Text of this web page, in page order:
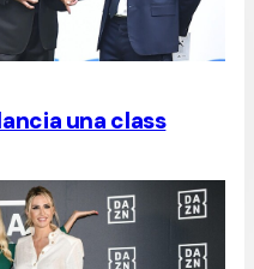
una class